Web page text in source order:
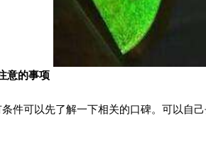
意的事项
可以先了解一下相关的口碑。可以自己